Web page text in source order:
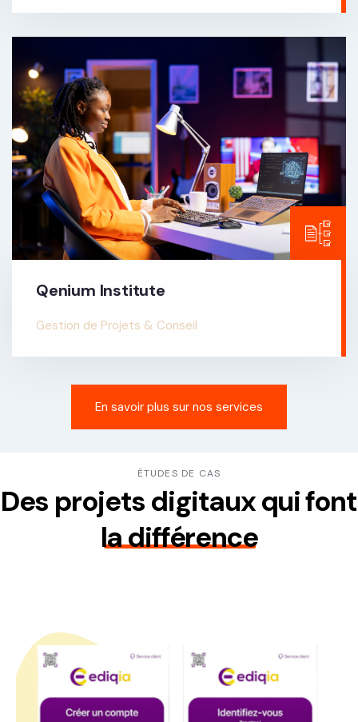
Qenium Institute
Gestion de Projets & Conseil
En savoir plus sur nos services
ÉTUDES DE CAS
Des projets digitaux qui font
la différence